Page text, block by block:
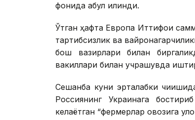
фонида қабул қилинди.
Ўтган ҳафта Европа Иттифоқи
тартибсизлик ва
бош вазирлари билан
вакиллари билан учрашувда
Сешанба куни эрталабки
Россиянинг Украинага
келаётган “фермерлар овозига